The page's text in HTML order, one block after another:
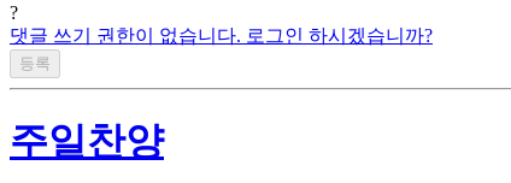
?
댓글 쓰기 권한이 없습니다. 로그인 하시겠습니까?
주일찬양